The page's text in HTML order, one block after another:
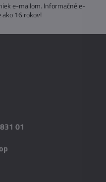
e-mailom. Informačné e-
ako 16 rokov!
01